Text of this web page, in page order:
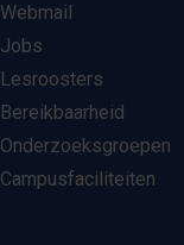
Webmail
Jobs
Lesroosters
Bereikbaarheid
Onderzoeksgroepen
Campusfaciliteiten